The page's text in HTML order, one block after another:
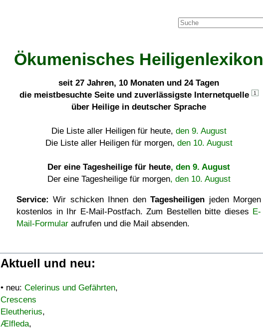
Ökumenisches Heiligenlexikon
seit 27 Jahren, 10 Monaten und 24 Tagen
die meistbesuchte Seite und zuverlässigste Internetquelle
1
über Heilige in deutscher Sprache
Die Liste aller Heiligen für heute, den 9. August
Die Liste aller Heiligen für morgen, den 10. August
Der eine Tagesheilige für heute, den 9. August
Der eine Tagesheilige für morgen, den 10. August
Service: Wir schicken Ihnen denTagesheiligen jeden Morgen
kostenlos in Ihr E-Mail-Postfach. Zum Bestellen bitte dieses E-
Mail-Formular aufrufen und die Mail absenden.
Aktuell und neu:
• neu: Celerinus und Gefährten,
Crescens
Eleutherius,
Ælfleda,